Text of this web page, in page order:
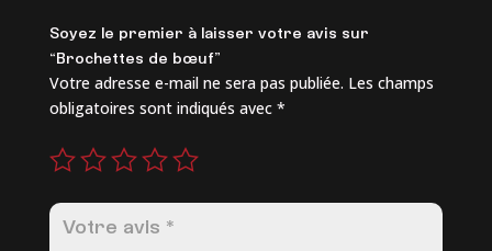
Soyez le premier à laisser votre avis sur
“Brochettes de bœuf”
Votre adresse e-mail ne sera pas publiée. Les champs
obligatoires sont indiqués avec *